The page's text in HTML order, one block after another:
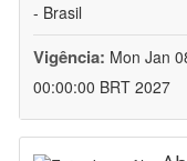
- Brasil
Vigência: Mon Jan
00:00:00 BRT 2027